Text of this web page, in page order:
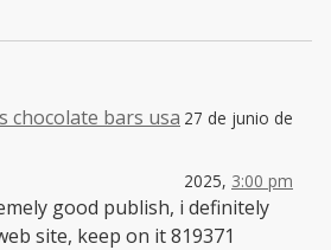
chocolate bars usa 27 de junio de
2025, 3:00 pm
good publish, i definitely
site, keep on it 819371